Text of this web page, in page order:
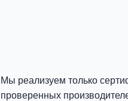
Мы реализуем только
проверенных